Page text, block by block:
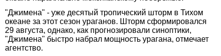
"Джимена" - уже десятый тропический шторм в Тихом
океане за этот сезон ураганов. Шторм сформировался
29 августа, однако, как прогнозировали синоптики,
"Джимена" быстро набрал мощность урагана, отмечает
агентство.